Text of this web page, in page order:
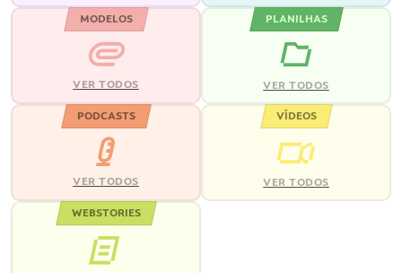
MODELOS
VER TODOS
PLANILHAS
VER TODOS
PODCASTS
VER TODOS
VÍDEOS
VER TODOS
WEBSTORIES